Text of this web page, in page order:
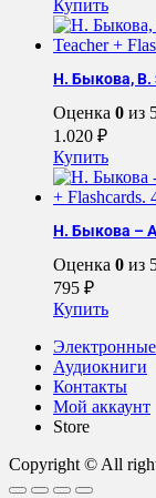
Купить
Оценка 0 из
1.020 ₽
Купить
Оценка 0 из
795 ₽
Купить
Аудиокниги
Контакты
Мой аккаунт
Store
Copyright © All